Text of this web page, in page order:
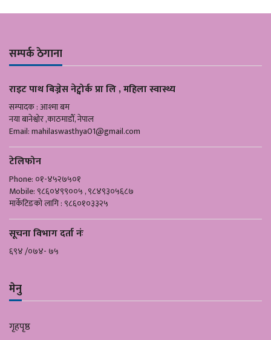
सम्पर्क ठेगाना
राइट पाथ बिज्नेस नेट्वोर्क प्रा लि , महिला स्वास्थ्य
सम्पादक : आश्मा बम
नया बानेश्वोर ,काठमाडौँ, नेपाल
Email:mahilaswasthya01@gmail.com
टेलिफोन
Phone: ०१-४५२७५०१
Mobile: ९८६०४९९००५ , ९८४९३०५६८७
मार्केटिङको लागि : ९८६०१०३३२५
सूचना विभाग दर्ता नंः
६९४ /०७४- ७५
मेनु
गृहपृष्ठ